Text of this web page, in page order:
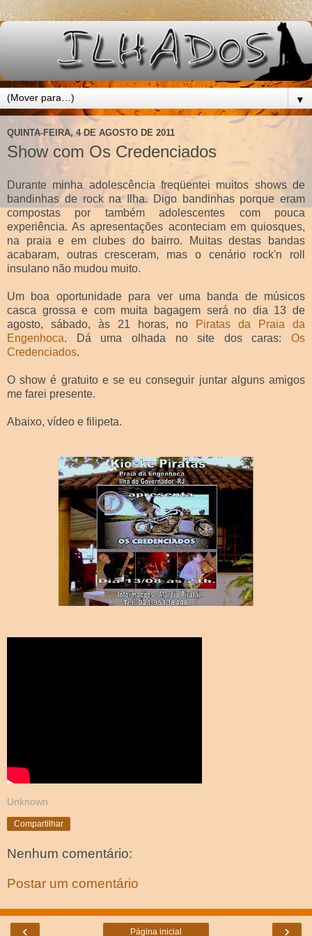
▼
QUINTA-FEIRA, 4 DE AGOSTO DE 2011
Show com Os Credenciados
Durante minha adolescência freqüentei muitos shows de
bandinhas de rock na Ilha. Digo bandinhas porque eram
compostas por também adolescentes com pouca
experiência. As apresentações aconteciam em quiosques,
na praia e em clubes do bairro. Muitas destas bandas
acabaram, outras cresceram, mas o cenário rock'n roll
insulano não mudou muito.
Um boa oportunidade para ver uma banda de músicos
casca grossa e com muita bagagem será no dia 13 de
agosto, sábado, às 21 horas, no Piratas da Praia da
Engenhoca. Dá uma olhada no site dos caras: Os
Credenciados.
O show é gratuito e se eu conseguir juntar alguns amigos
me farei presente.
Abaixo, vídeo e filipeta.
Unknown
Compartilhar
Nenhum comentário:
Postar um comentário
‹ ›
Página inicial